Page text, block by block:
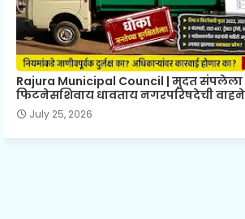
Rajura Municipal Council | मुदत संपलेला
फिटनेसशिवाय धावताय नगरपरिषदेची वाहने
July 25, 2026